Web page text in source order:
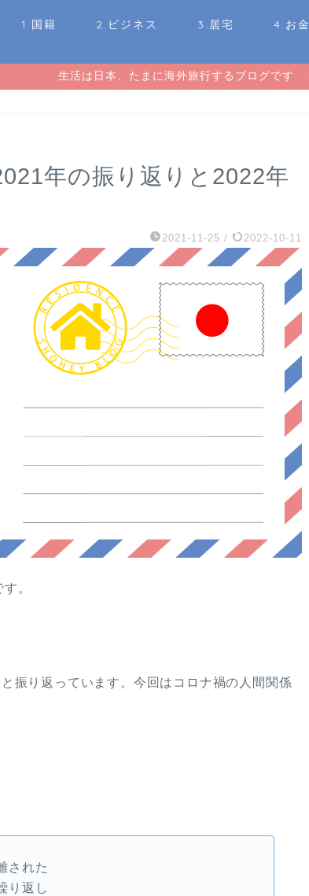
1.国籍 2.ビジネス 3.居宅 4.お金
生活は日本、たまに海外旅行するブログです
年の振り返りと2022年
2021-11-25 / 2022-10-11
。
振り返っています。今回はコロナ禍の人間関係
された
り返し